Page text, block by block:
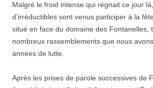
Malgré le froid intense qui régnait ce jour
d’irréductibles sont venus participer à la
situé en face du domaine des Fontanelles,
nombreux rassemblements que nous
années de lutte.
Après les prises de parole successives de